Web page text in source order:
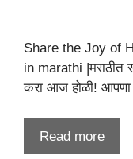
Share the Joy of
in marathi
करा आज होळी! आपणा
Read more